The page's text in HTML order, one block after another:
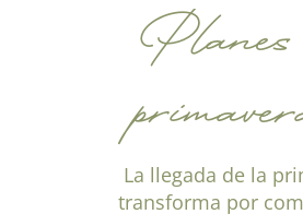
Planes
La llegada de la
transforma por